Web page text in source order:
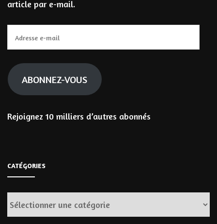
article par e-mail.
e-
mail
ABONNEZ-VOUS
Rejoignez 10 milliers d’autres abonnés
CATÉGORIES
Catégories